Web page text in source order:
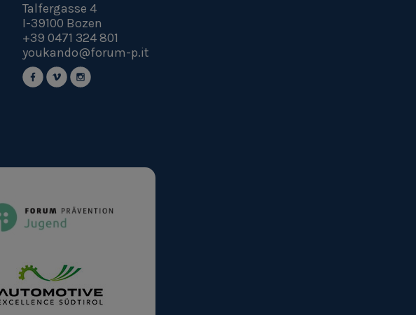
Talfergasse 4
I-39100 Bozen
+39 0471 324 801
youkando@forum-p.it